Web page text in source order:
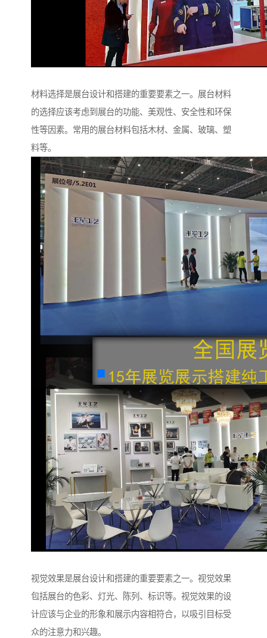
材料选择是展台设计和搭建的重要要素之一。展台材料
的选择应该考虑到展台的功能、美观性、安全性和环保
性等因素。常用的展台材料包括木材、金属、玻璃、塑
料等。
视觉效果是展台设计和搭建的重要要素之一。视觉效果
包括展台的色彩、灯光、陈列、标识等。视觉效果的设
计应该与企业的形象和展示内容相符合，以吸引目标受
众的注意力和兴趣。